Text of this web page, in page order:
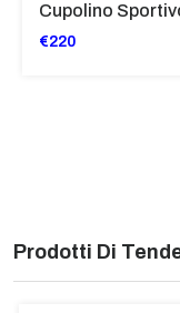
€220
Prodotti Di